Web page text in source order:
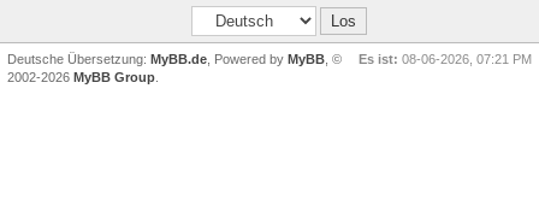
Es ist: 08-06-2026, 07:21 PM
Deutsche Übersetzung: MyBB.de , Powered by MyBB , ©
2002-2026 MyBB Group